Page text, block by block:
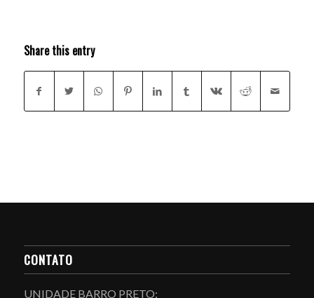
Share this entry
CONTATO
UNIDADE BARRO PRETO: